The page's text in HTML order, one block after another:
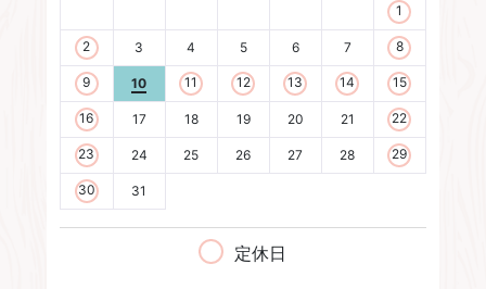
1
2 3 4 5 6 7 8
9 10 11 12 13 14 15
16 17 18 19 20 21 22
23 24 25 26 27 28 29
30 31
定休日